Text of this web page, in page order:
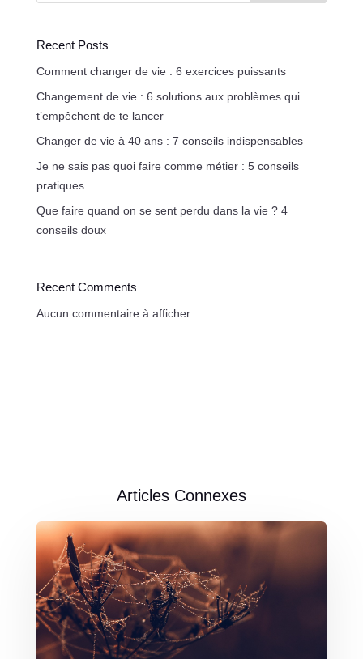
Recent Posts
Comment changer de vie : 6 exercices puissants
Changement de vie : 6 solutions aux problèmes qui
t’empêchent de te lancer
Changer de vie à 40 ans : 7 conseils indispensables
Je ne sais pas quoi faire comme métier : 5 conseils
pratiques
Que faire quand on se sent perdu dans la vie ? 4
conseils doux
Recent Comments
Aucun commentaire à afficher.
Articles Connexes